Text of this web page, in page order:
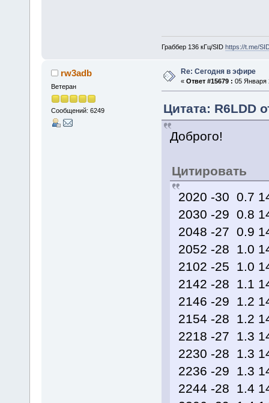
Граббер 136 кГц/SID https://t.me/
rw3adb
Ветеран
Сообщений: 6249
Re: Сегодня в эфире
« Ответ #15679 : 05 Января
Цитата: R6LDD
Доброго!
Цитировать
2020 -30 0.7
2030 -29 0.8
2048 -27 0.9
2052 -28 1.0
2102 -25 1.0
2142 -28 1.1
2146 -29 1.2
2154 -28 1.2
2218 -27 1.3
2230 -28 1.3
2236 -29 1.3
2244 -28 1.4